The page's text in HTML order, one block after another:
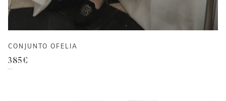
CONJUNTO OFELIA
385€